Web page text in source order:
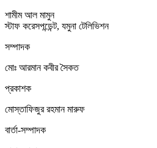
শামীম আল মামুন
স্টাফ করেসপন্ডেন্ট, যমুনা টেলিভিশন
সম্পাদক
মোঃ আরমান কবীর সৈকত
প্রকাশক
মোস্তাফিজুর রহমান মারুফ
বার্তা-সম্পাদক